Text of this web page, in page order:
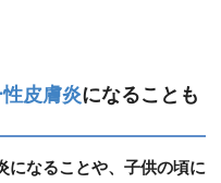
皮膚炎になることも
になることや、子供の頃に